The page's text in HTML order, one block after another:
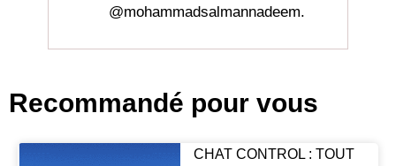
@mohammadsalmannadeem.
Recommandé pour vous
CHAT CONTROL : TOUT